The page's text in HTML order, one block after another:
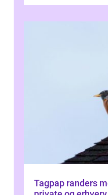
Tagpap randers moderne tage til